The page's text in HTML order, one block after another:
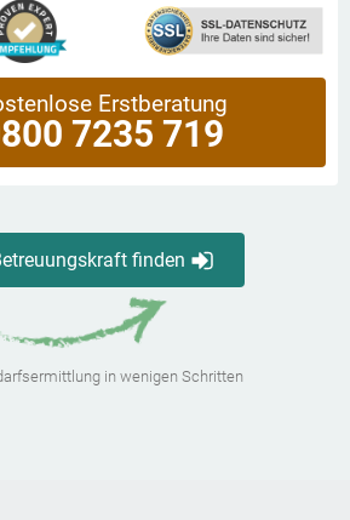
Erstberatung
7235 719
finden
in wenigen Schritten